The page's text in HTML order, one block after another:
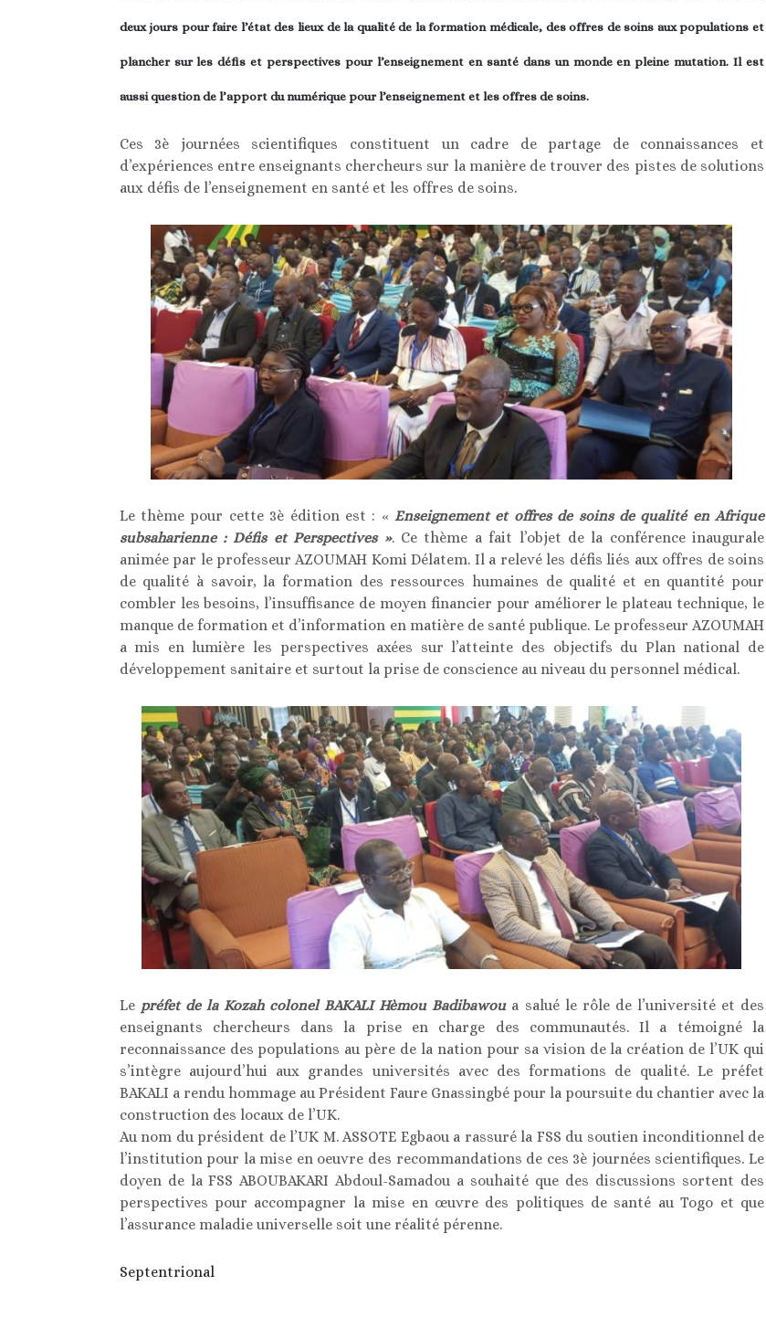
deux jours pour faire l’état des lieux de la qualité de la formation médicale, des offres de soins aux populations et
plancher sur les défis et perspectives pour l’enseignement en santé dans un monde en pleine mutation. Il est
aussi question de l’apport du numérique pour l’enseignement et les offres de soins.
Ces 3è journées scientifiques constituent un cadre de partage de connaissances et
d’expériences entre enseignants chercheurs sur la manière de trouver des pistes de solutions
aux défis de l’enseignement en santé et les offres de soins.
Le thème pour cette 3è édition est : «Enseignement et offres de soins de qualité en Afrique
subsaharienne : Défis et Perspectives ». Ce thème a fait l’objet de la conférence inaugurale
animée par le professeur AZOUMAH Komi Délatem. Il a relevé les défis liés aux offres de soins
de qualité à savoir, la formation des ressources humaines de qualité et en quantité pour
combler les besoins, l’insuffisance de moyen financier pour améliorer le plateau technique, le
manque de formation et d’information en matière de santé publique. Le professeur AZOUMAH
a mis en lumière les perspectives axées sur l’atteinte des objectifs du Plan national de
développement sanitaire et surtout la prise de conscience au niveau du personnel médical.
Le préfet de la Kozah colonel BAKALI Hèmou Badibawou a salué le rôle de l’université et des
enseignants chercheurs dans la prise en charge des communautés. Il a témoigné la
reconnaissance des populations au père de la nation pour sa vision de la création de l’UK qui
s’intègre aujourd’hui aux grandes universités avec des formations de qualité. Le préfet
BAKALI a rendu hommage au Président Faure Gnassingbé pour la poursuite du chantier avec la
construction des locaux de l’UK.
Au nom du président de l’UK M. ASSOTE Egbaou a rassuré la FSS du soutien inconditionnel de
l’institution pour la mise en oeuvre des recommandations de ces 3è journées scientifiques. Le
doyen de la FSS ABOUBAKARI Abdoul-Samadou a souhaité que des discussions sortent des
perspectives pour accompagner la mise en œuvre des politiques de santé au Togo et que
l’assurance maladie universelle soit une réalité pérenne.
Septentrional